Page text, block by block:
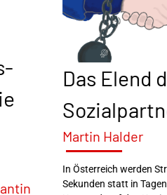
Das Elend
Martin Halder
In Österreich werden
Sekunden statt in